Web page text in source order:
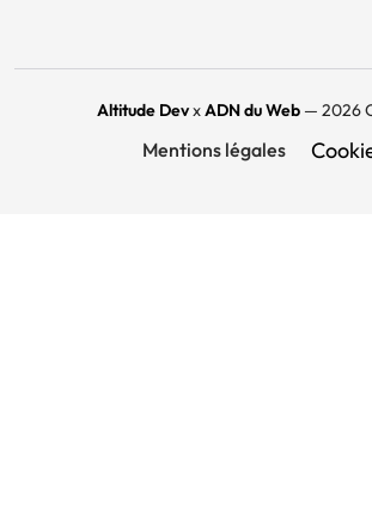
Altitude DevxADN du Web— 2026
Mentions légales